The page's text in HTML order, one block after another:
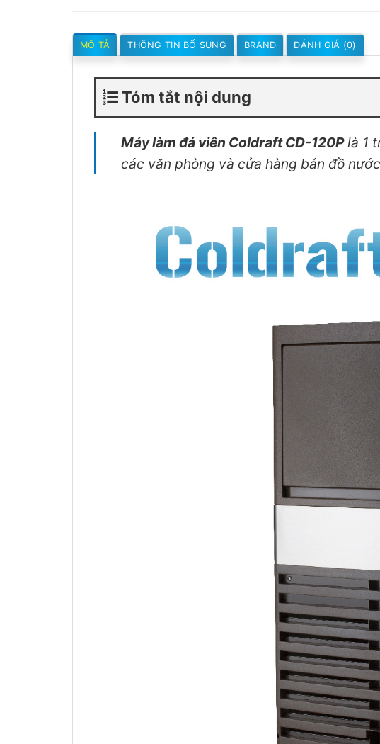
MÔ TẢ THÔNG TIN BỔ SUNG BRAND ĐÁNH GIÁ (0)
Tóm tắt nội dung
Máy làm đá viên Coldraft CD-120Plà 1
các văn phòng và cửa hàng bán đồ